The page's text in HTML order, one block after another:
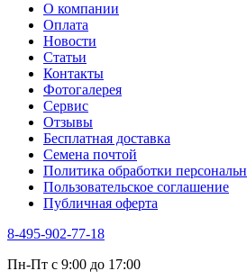
О компании
Оплата
Новости
Статьи
Контакты
Фотогалерея​
Сервис
Отзывы
Бесплатная доставка
Семена почтой
Политика обработки
Пользовательское соглашение
Публичная оферта
8-495-902-77-18
Пн-Пт с 9:00 до 17:00